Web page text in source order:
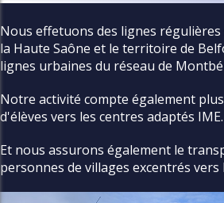
Nous effetuons des lignes
la Haute Saône et le territoire de
lignes urbaines du réseau de
Notre activité compte également
d'élèves vers les centres adaptés IME.
Et nous assurons également le
personnes de villages excentrés